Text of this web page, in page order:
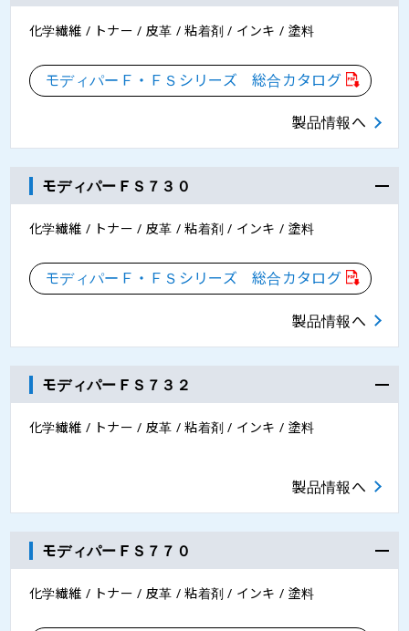
化学繊維 / トナー / 皮革 / 粘着剤 / インキ / 塗料
モディパーＦ・ＦＳシリーズ 総合カタログ
製品情報へ
モディパーＦＳ７３０
化学繊維 / トナー / 皮革 / 粘着剤 / インキ / 塗料
モディパーＦ・ＦＳシリーズ 総合カタログ
製品情報へ
モディパーＦＳ７３２
化学繊維 / トナー / 皮革 / 粘着剤 / インキ / 塗料
製品情報へ
モディパーＦＳ７７０
化学繊維 / トナー / 皮革 / 粘着剤 / インキ / 塗料